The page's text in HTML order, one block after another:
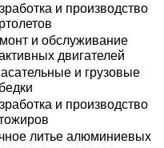
и производство
и обслуживание
двигателей
и грузовые
и производство
литье алюминиевых